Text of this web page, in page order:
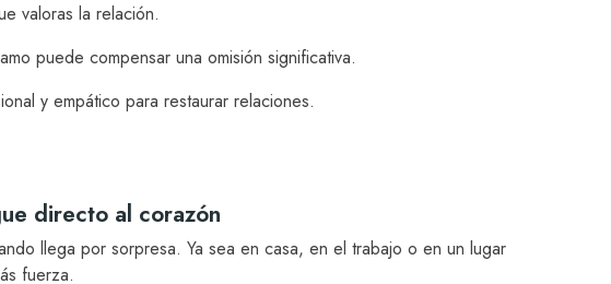
valoras la relación.
puede compensar una omisión significativa.
y empático para restaurar relaciones.
directo al corazón
llega por sorpresa. Ya sea en casa, en el trabajo o en un lugar
fuerza.